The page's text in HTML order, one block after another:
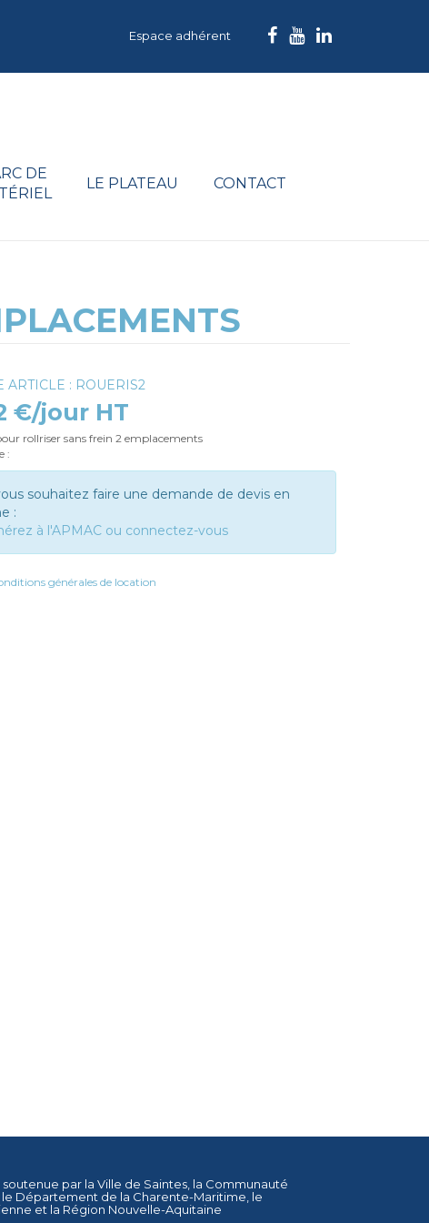
Espace adhérent
DE
LE PLATEAU CONTACT
ARTICLE : ROUERIS2
€/jour HT
rollriser sans frein 2 emplacements
:
souhaitez faire une demande de devis en
:
à l'APMAC ou connectez-vous
générales de location
soutenue par la Ville de Saintes , la Communauté
, le Département de la Charente-Maritime , le
et la Région Nouvelle-Aquitaine